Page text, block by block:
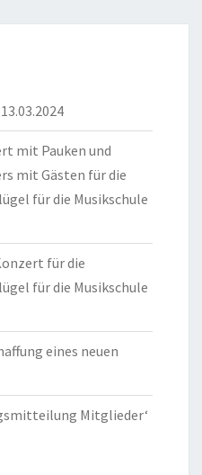
mit Pauken und
mit Gästen für die
für die Musikschule
für die
für die Musikschule
eines neuen
Mitglieder‘